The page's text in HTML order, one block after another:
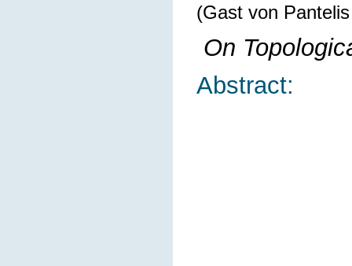
(Gast von
On
Abstract: